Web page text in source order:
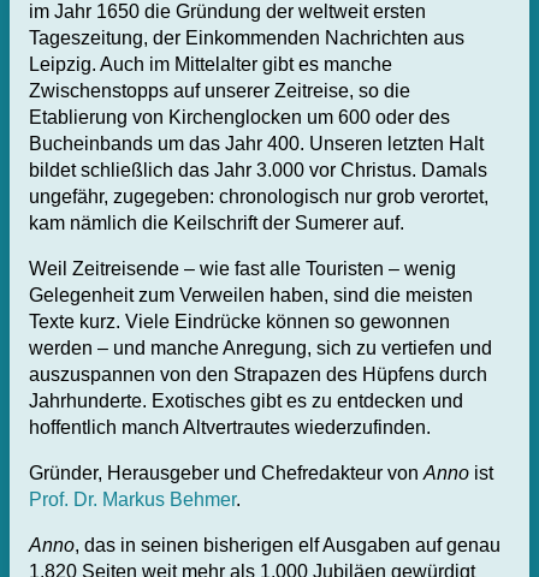
im Jahr 1650 die Gründung der weltweit ersten
Tageszeitung, der Einkommenden Nachrichten aus
Leipzig. Auch im Mittelalter gibt es manche
Zwischenstopps auf unserer Zeitreise, so die
Etablierung von Kirchenglocken um 600 oder des
Bucheinbands um das Jahr 400. Unseren letzten Halt
bildet schließlich das Jahr 3.000 vor Christus. Damals
ungefähr, zugegeben: chronologisch nur grob verortet,
kam nämlich die Keilschrift der Sumerer auf.
Weil Zeitreisende – wie fast alle Touristen – wenig
Gelegenheit zum Verweilen haben, sind die meisten
Texte kurz. Viele Eindrücke können so gewonnen
werden – und manche Anregung, sich zu vertiefen und
auszuspannen von den Strapazen des Hüpfens durch
Jahrhunderte. Exotisches gibt es zu entdecken und
hoffentlich manch Altvertrautes wiederzufinden.
Gründer, Herausgeber und Chefredakteur von Anno ist
Prof. Dr. Markus Behmer.
Anno, das in seinen bisherigen elf Ausgaben auf genau
1.820 Seiten weit mehr als 1.000 Jubiläen gewürdigt